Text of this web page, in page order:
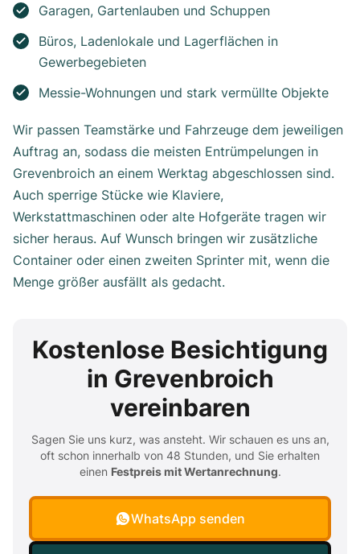
Garagen, Gartenlauben und Schuppen
Büros, Ladenlokale und Lagerflächen in
Gewerbegebieten
Messie-Wohnungen und stark vermüllte Objekte
Wir passen Teamstärke und Fahrzeuge dem jeweiligen
Auftrag an, sodass die meisten Entrümpelungen in
Grevenbroich an einem Werktag abgeschlossen sind.
Auch sperrige Stücke wie Klaviere,
Werkstattmaschinen oder alte Hofgeräte tragen wir
sicher heraus. Auf Wunsch bringen wir zusätzliche
Container oder einen zweiten Sprinter mit, wenn die
Menge größer ausfällt als gedacht.
Kostenlose Besichtigung
in Grevenbroich
vereinbaren
Sagen Sie uns kurz, was ansteht. Wir schauen es uns an,
oft schon innerhalb von 48 Stunden, und Sie erhalten
einen Festpreis mit Wertanrechnung.
WhatsApp senden